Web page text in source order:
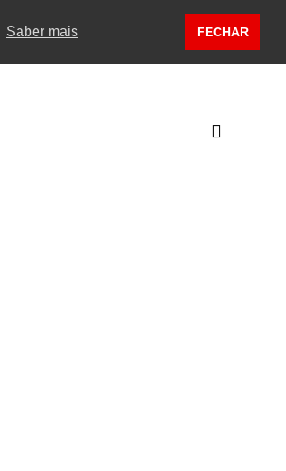
Saber mais FECHAR